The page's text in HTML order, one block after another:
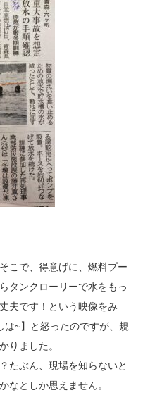
こで、得意げに、燃料プー
タンクローリーで水をもっ
夫です！という映像をみ
~】と怒ったのですが、規
りました。
たぶん、現場を知らないと
なとしか思えません。